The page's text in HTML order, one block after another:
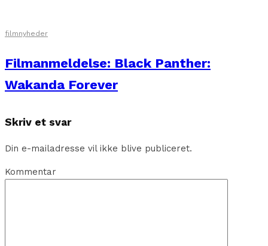
filmnyheder
Filmanmeldelse: Black Panther:
Wakanda Forever
Skriv et svar
Din e-mailadresse vil ikke blive publiceret.
Kommentar